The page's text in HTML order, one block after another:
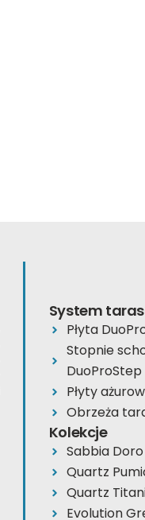
System
Płyta
Stopnie
DuoProStep
Płyty
Obrzeża
Kolekcje
Sabbia Doro
Quartz
Quartz
Evolution